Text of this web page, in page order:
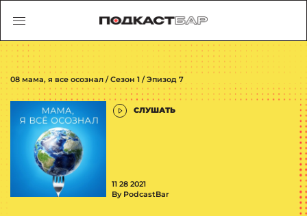
08 мама, я все осознал / Сезон 1 / Эпизод 7
СЛУШАТЬ
11 28 2021
By PodcastBar